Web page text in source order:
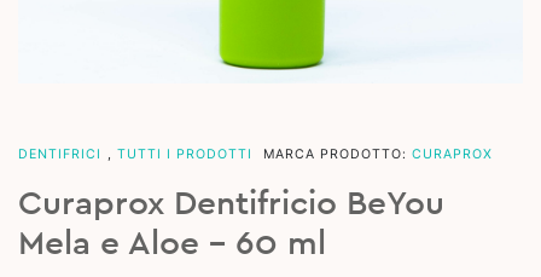
DENTIFRICI , TUTTI I PRODOTTI MARCA PRODOTTO: CURAPROX
Curaprox Dentifricio BeYou
Mela e Aloe – 60 ml